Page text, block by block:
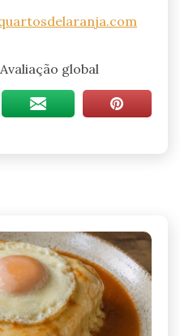
Avaliação global